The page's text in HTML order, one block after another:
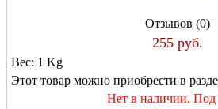
Отзывов (0)
255 руб.
Вес: 1 Kg
Этот товар можно приобрести в
Нет в наличии. Под